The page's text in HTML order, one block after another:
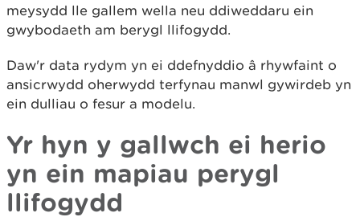
meysydd lle gallem wella neu ddiweddaru ein
gwybodaeth am berygl llifogydd.
Daw'r data rydym yn ei ddefnyddio â rhywfaint o
ansicrwydd oherwydd terfynau manwl gywirdeb yn
ein dulliau o fesur a modelu.
Yr hyn y gallwch ei herio
yn ein mapiau perygl
llifogydd